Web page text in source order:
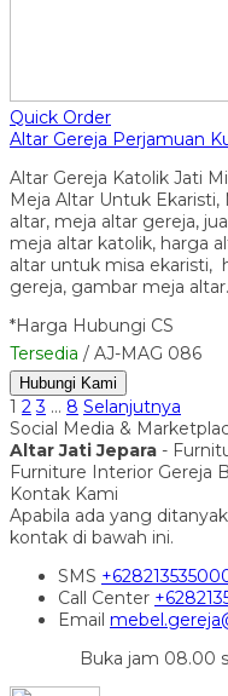
Quick Order
Altar Gereja Perjamuan
Altar Gereja Katolik Jati
Meja Altar Untuk
altar, meja altar gereja,
meja altar katolik, harga
altar untuk misa ekaristi,
gereja, gambar meja
*Harga Hubungi CS
Tersedia / AJ-MAG 086
Hubungi Kami
1 2 3 … 8 Selanjutnya
Social Media &
Altar Jati Jepara -
Furniture Interior Gereja
Kontak Kami
Apabila ada yang
kontak di bawah ini.
SMS
Call Center
Email
Buka jam 08.00